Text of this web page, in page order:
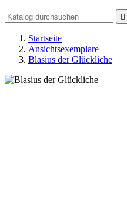

Startseite
Ansichtsexemplare
Blasius der Glückliche